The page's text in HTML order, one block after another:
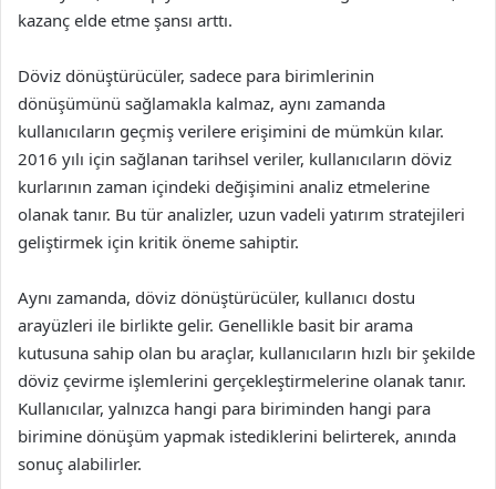
kazanç elde etme şansı arttı.
Döviz dönüştürücüler, sadece para birimlerinin
dönüşümünü sağlamakla kalmaz, aynı zamanda
kullanıcıların geçmiş verilere erişimini de mümkün kılar.
2016 yılı için sağlanan tarihsel veriler, kullanıcıların döviz
kurlarının zaman içindeki değişimini analiz etmelerine
olanak tanır. Bu tür analizler, uzun vadeli yatırım stratejileri
geliştirmek için kritik öneme sahiptir.
Aynı zamanda, döviz dönüştürücüler, kullanıcı dostu
arayüzleri ile birlikte gelir. Genellikle basit bir arama
kutusuna sahip olan bu araçlar, kullanıcıların hızlı bir şekilde
döviz çevirme işlemlerini gerçekleştirmelerine olanak tanır.
Kullanıcılar, yalnızca hangi para biriminden hangi para
birimine dönüşüm yapmak istediklerini belirterek, anında
sonuç alabilirler.